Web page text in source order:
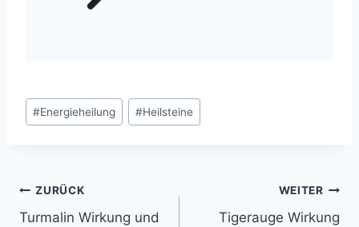
Schlagworte:
#Energieheilung #Heilsteine
Beitragsnavigation
ZURÜCK
Turmalin Wirkung und
WEITER
Tigerauge Wirkung